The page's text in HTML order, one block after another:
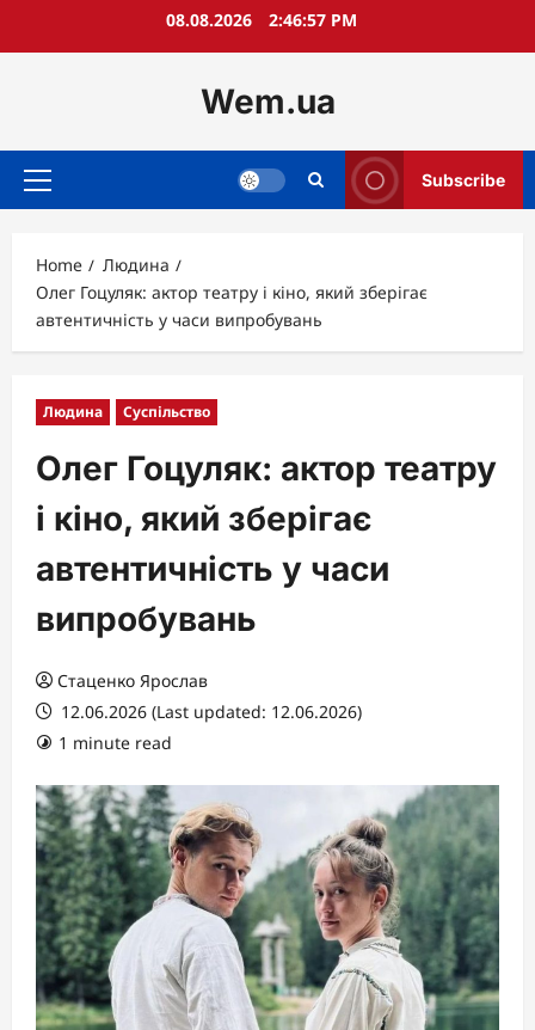
08.08.2026 2:46:59 PM
Wem.ua
Primary
Subscribe
Home
Людина
Олег Гоцуляк: актор театру і кіно, який зберігає
автентичність у часи випробувань
Людина Суспільство
Олег Гоцуляк: актор театру
і кіно, який зберігає
автентичність у часи
випробувань
Стаценко Ярослав
12.06.2026 (Last updated: 12.06.2026)
1 minute read